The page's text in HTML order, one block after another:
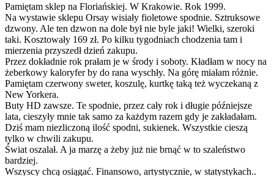
Pamiętam sklep na Floriańskiej. W Krakowie. Rok 1999.
Na wystawie sklepu Orsay wisiały fioletowe spodnie. Sztruksowe
dzwony. Ale ten dzwon na dole był nie byle jaki! Wielki, szeroki
taki. Kosztowały 169 zł. Po kilku tygodniach chodzenia tam i
mierzenia przyszedł dzień zakupu.
Przez dokładnie rok prałam je w środy i soboty. Kładłam w nocy na
żeberkowy kaloryfer by do rana wyschły. Na górę miałam różnie.
Pamiętam czerwony sweter, koszulę, kurtkę taką też wyczekaną z
New Yorkera.
Buty HD zawsze. Te spodnie, przez cały rok i długie późniejsze
lata, cieszyły mnie tak samo za każdym razem gdy je zakładałam.
Dziś mam niezliczoną ilość spodni, sukienek. Wszystkie cieszą
tylko w chwili zakupu.
Świat oszalał. A ja marzę a żeby już nie brnąć w to szaleństwo
bardziej.
Wszyscy chcą osiągać. Finansowo, artystycznie, w statystykach..